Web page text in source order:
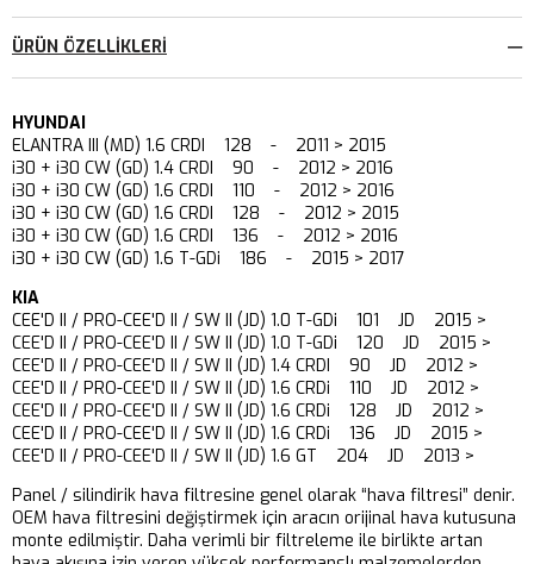
ÜRÜN ÖZELLIKLERI
HYUNDAI
ELANTRA III (MD) 1.6 CRDI 128 - 2011 > 2015
i30 + i30 CW (GD) 1.4 CRDI 90 - 2012 > 2016
i30 + i30 CW (GD) 1.6 CRDI 110 - 2012 > 2016
i30 + i30 CW (GD) 1.6 CRDI 128 - 2012 > 2015
i30 + i30 CW (GD) 1.6 CRDI 136 - 2012 > 2016
i30 + i30 CW (GD) 1.6 T-GDi 186 - 2015 > 2017
KIA
CEE'D II / PRO-CEE'D II / SW II (JD) 1.0 T-GDi 101 JD 2015 >
CEE'D II / PRO-CEE'D II / SW II (JD) 1.0 T-GDi 120 JD 2015 >
CEE'D II / PRO-CEE'D II / SW II (JD) 1.4 CRDI 90 JD 2012 >
CEE'D II / PRO-CEE'D II / SW II (JD) 1.6 CRDi 110 JD 2012 >
CEE'D II / PRO-CEE'D II / SW II (JD) 1.6 CRDi 128 JD 2012 >
CEE'D II / PRO-CEE'D II / SW II (JD) 1.6 CRDi 136 JD 2015 >
CEE'D II / PRO-CEE'D II / SW II (JD) 1.6 GT 204 JD 2013 >
Panel / silindirik hava filtresine genel olarak “hava filtresi” denir.
OEM hava filtresini değiştirmek için aracın orijinal hava kutusuna
monte edilmiştir. Daha verimli bir filtreleme ile birlikte artan